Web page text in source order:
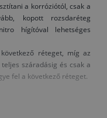
a korróziótól, csak a
kopott rozsdaréteg
hígítóval lehetséges
réteget, míg az
száradásig és csak a
fel a következő réteget.